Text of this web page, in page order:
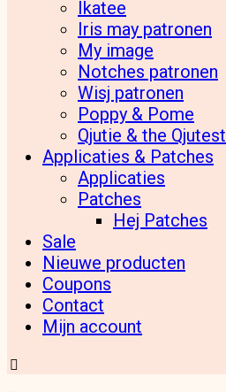
Ikatee
Iris may patronen
My image
Notches patronen
Wisj patronen
Poppy & Pome
Qjutie & the Qjutest
Applicaties & Patches
Applicaties
Patches
Hej Patches
Sale
Nieuwe producten
Coupons
Contact
Mijn account